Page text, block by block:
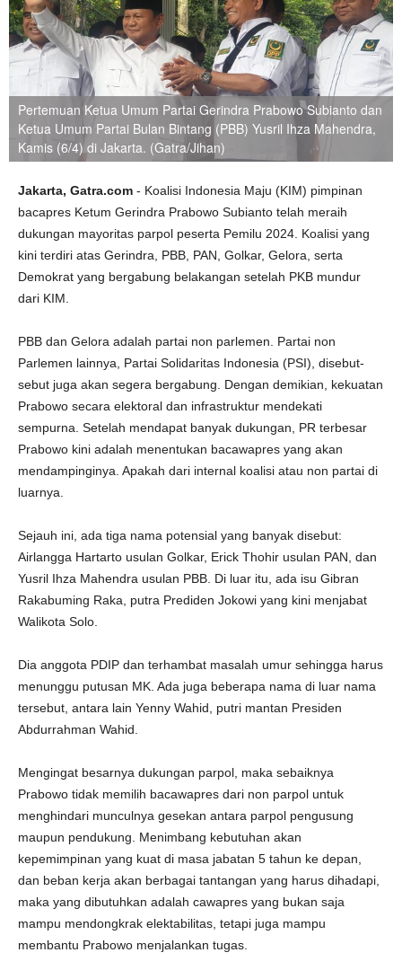
Pertemuan Ketua Umum Partai Gerindra Prabowo Subianto dan
Ketua Umum Partai Bulan Bintang (PBB) Yusril Ihza Mahendra,
Kamis (6/4) di Jakarta. (Gatra/Jihan)
Jakarta, Gatra.com - Koalisi Indonesia Maju (KIM) pimpinan
bacapres Ketum Gerindra Prabowo Subianto telah meraih
dukungan mayoritas parpol peserta Pemilu 2024. Koalisi yang
kini terdiri atas Gerindra, PBB, PAN, Golkar, Gelora, serta
Demokrat yang bergabung belakangan setelah PKB mundur
dari KIM.
PBB dan Gelora adalah partai non parlemen. Partai non
Parlemen lainnya, Partai Solidaritas Indonesia (PSI), disebut-
sebut juga akan segera bergabung. Dengan demikian, kekuatan
Prabowo secara elektoral dan infrastruktur mendekati
sempurna. Setelah mendapat banyak dukungan, PR terbesar
Prabowo kini adalah menentukan bacawapres yang akan
mendampinginya. Apakah dari internal koalisi atau non partai di
luarnya.
Sejauh ini, ada tiga nama potensial yang banyak disebut:
Airlangga Hartarto usulan Golkar, Erick Thohir usulan PAN, dan
Yusril Ihza Mahendra usulan PBB. Di luar itu, ada isu Gibran
Rakabuming Raka, putra Prediden Jokowi yang kini menjabat
Walikota Solo.
Dia anggota PDIP dan terhambat masalah umur sehingga harus
menunggu putusan MK. Ada juga beberapa nama di luar nama
tersebut, antara lain Yenny Wahid, putri mantan Presiden
Abdurrahman Wahid.
Mengingat besarnya dukungan parpol, maka sebaiknya
Prabowo tidak memilih bacawapres dari non parpol untuk
menghindari munculnya gesekan antara parpol pengusung
maupun pendukung. Menimbang kebutuhan akan
kepemimpinan yang kuat di masa jabatan 5 tahun ke depan,
dan beban kerja akan berbagai tantangan yang harus dihadapi,
maka yang dibutuhkan adalah cawapres yang bukan saja
mampu mendongkrak elektabilitas, tetapi juga mampu
membantu Prabowo menjalankan tugas.